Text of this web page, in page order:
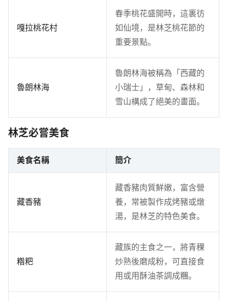
嘎拉桃花村
春季桃花盛開時，這裏彷
如仙境，是林芝桃花節的
重要景點。
魯朗林海
魯朗林海被稱為「西藏的
小瑞士」，草甸、森林和
雪山構成了絕美的畫面。
林芝必嘗美食
美食名稱 簡介
藏香豬
藏香豬肉質鮮嫩，富含營
養，常被製作成烤豬或燉
湯，是林芝的特色美食。
糌粑
藏族的主食之一，將青稞
炒熟後磨成粉，可直接食
用或用酥油茶調成糰。